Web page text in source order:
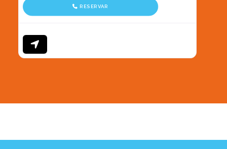
RESERVAR